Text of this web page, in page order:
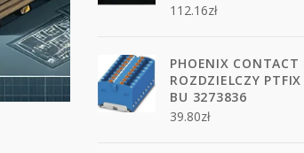
112.16zł
PHOENIX CONTACT
ROZDZIELCZY
BU 3273836
39.80zł